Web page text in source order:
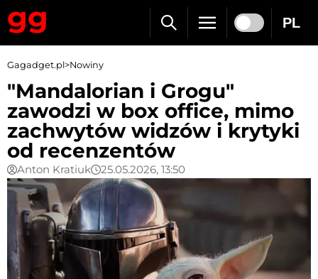
PL
Gagadget.pl>Nowiny
"Mandalorian i Grogu"
zawodzi w box office, mimo
zachwytów widzów i krytyki
od recenzentów
Anton Kratiuk 25.05.2026, 13:50